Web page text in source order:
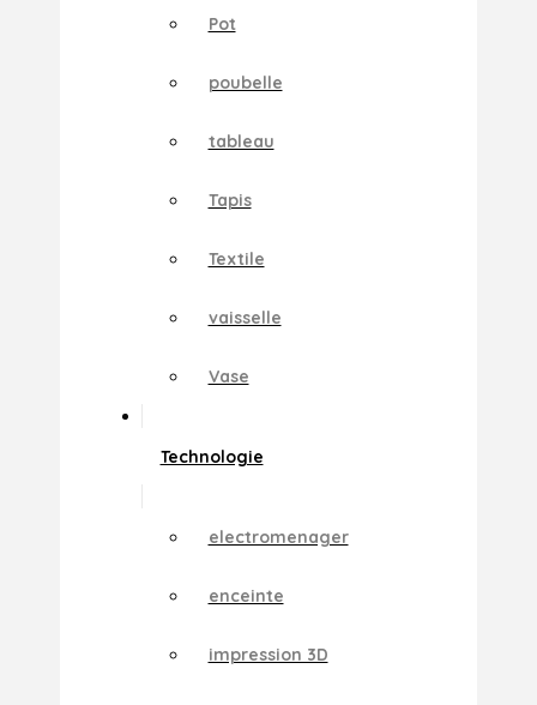
Pot
poubelle
tableau
Tapis
Textile
vaisselle
Vase
Technologie
electromenager
enceinte
impression 3D